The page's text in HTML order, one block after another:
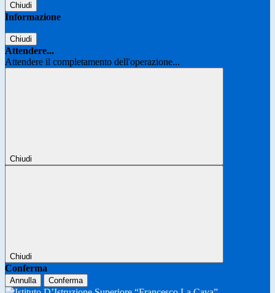
Chiudi
Informazione
Chiudi
Attendere...
Attendere il completamento dell'operazione...
Chiudi
Chiudi
Conferma
Annulla Conferma